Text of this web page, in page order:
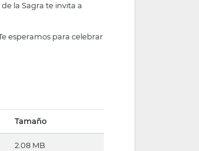
la Sagra te invita a
esperamos para celebrar
Tamaño
2.08 MB